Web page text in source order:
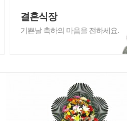
결혼식장
기쁜날 축하의 마음을 전하세요.